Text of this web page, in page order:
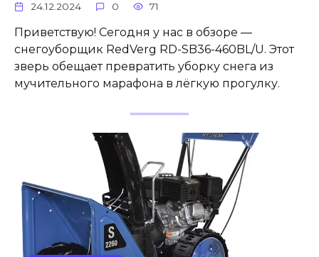
24.12.2024 0 71
Приветствую! Сегодня у нас в обзоре —
снегоуборщик RedVerg RD-SB36-460BL/U. Этот
зверь обещает превратить уборку снега из
мучительного марафона в лёгкую прогулку.